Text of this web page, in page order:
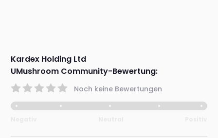
Kardex Holding Ltd
UMushroom Community-Bewertung:
Noch keine Bewertungen